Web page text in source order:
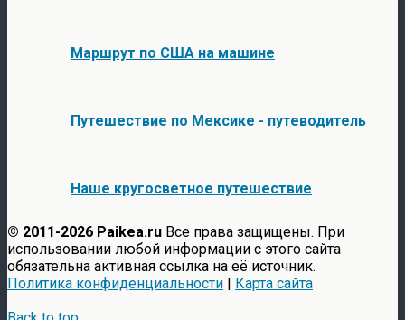
Маршрут по США на машине
Путешествие по Мексике - путеводитель
Наше кругосветное путешествие
© 2011-2026 Paikea.ru Все права защищены. При
использовании любой информации с этого сайта
обязательна активная ссылка на её источник.
Политика конфиденциальности | Карта сайта